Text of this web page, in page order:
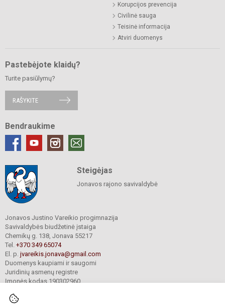
Korupcijos prevencija
Civilinė sauga
Teisinė informacija
Atviri duomenys
Pastebėjote klaidų?
Turite pasiūlymų?
RAŠYKITE
Bendraukime
Steigėjas
Jonavos rajono savivaldybė
Jonavos Justino Vareikio progimnazija
Savivaldybės biudžetinė įstaiga
Chemikų g. 138, Jonava 55217
Tel. +370 349 65074
El. p. jvareikis.jonava@gmail.com
Duomenys kaupiami ir saugomi
Juridinių asmenų registre
Įmonės kodas 190302960